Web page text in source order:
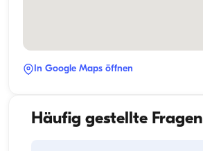
In Google Maps öffnen
Häufig gestellte Fragen